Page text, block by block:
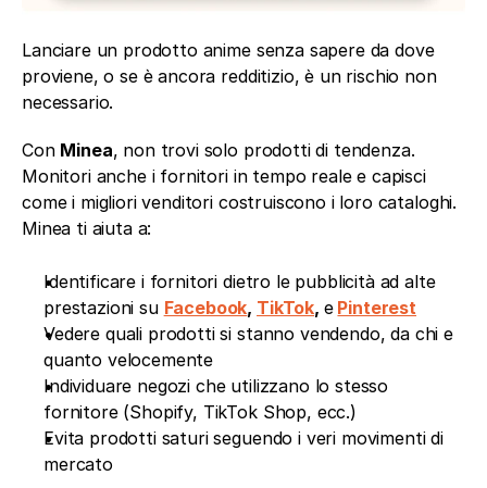
Lanciare un prodotto anime senza sapere da dove
proviene, o se è ancora redditizio, è un rischio non
necessario.
Con Minea, non trovi solo prodotti di tendenza.
Monitori anche i fornitori in tempo reale e capisci
come i migliori venditori costruiscono i loro cataloghi.
Minea ti aiuta a:
Identificare i fornitori dietro le pubblicità ad alte
prestazioni su Facebook, TikTok, e Pinterest
Vedere quali prodotti si stanno vendendo, da chi e
quanto velocemente
Individuare negozi che utilizzano lo stesso
fornitore (Shopify, TikTok Shop, ecc.)
Evita prodotti saturi seguendo i veri movimenti di
mercato